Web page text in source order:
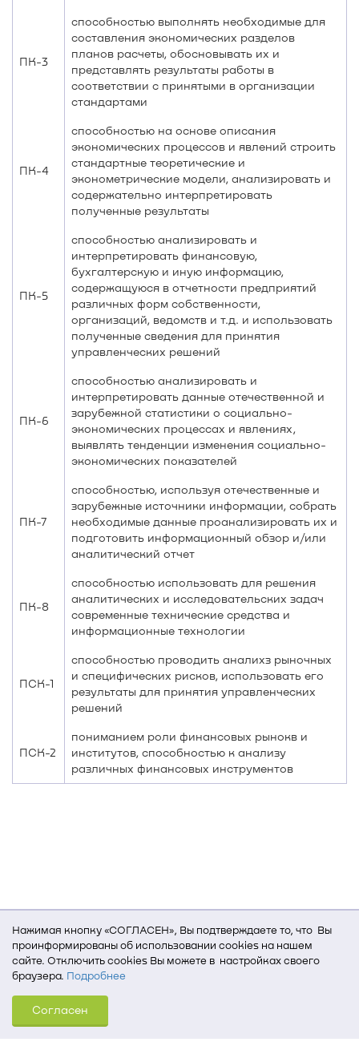
Нажимая кнопку «СОГЛАСЕН», Вы подтверждаете то, что Вы
проинформированы об использовании cookies на нашем
сайте. Отключить cookies Вы можете в настройках своего
браузера. Подробнее
Для того, чтобы мы могли качественно предоставить Вам
услуги, мы используем cookies, которые сохраняются
на Вашем компьютере (Сведения о местоположении; ip-адрес;
Согласен
ПК-3
способностью выполнять необходимые для
составления экономических разделов
планов расчеты, обосновывать их и
представлять результаты работы в
соответствии с принятыми в организации
стандартами
ПК-4
способностью на основе описания
экономических процессов и явлений строить
стандартные теоретические и
эконометрические модели, анализировать и
содержательно интерпретировать
полученные результаты
ПК-5
способностью анализировать и
интерпретировать финансовую,
бухгалтерскую и иную информацию,
содержащуюся в отчетности предприятий
различных форм собственности,
организаций, ведомств и т.д. и использовать
полученные сведения для принятия
управленческих решений
ПК-6
способностью анализировать и
интерпретировать данные отечественной и
зарубежной статистики о социально-
экономических процессах и явлениях,
выявлять тенденции изменения социально-
экономических показателей
ПК-7
способностью, используя отечественные и
зарубежные источники информации, собрать
необходимые данные проанализировать их и
подготовить информационный обзор и/или
аналитический отчет
ПК-8
способностью использовать для решения
аналитических и исследовательских задач
современные технические средства и
информационные технологии
ПСК-1
способностью проводить аналихз рыночных
и специфических рисков, использовать его
результаты для принятия управленческих
решений
ПСК-2
пониманием роли финансовых рынокв и
институтов, способностью к анализу
различных финансовых инструментов